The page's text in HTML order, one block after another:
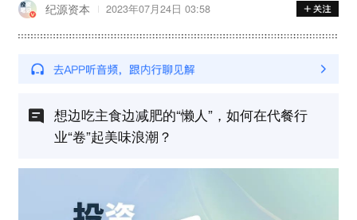
纪源资本 2023年07月24日 03:58
想边吃主食边减肥的“懒人”，如何在代餐行
业“卷”起美味浪潮？